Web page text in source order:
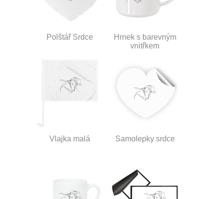
Polštář Srdce
Hrnek s barevným
vnitřkem
Vlajka malá Samolepky srdce